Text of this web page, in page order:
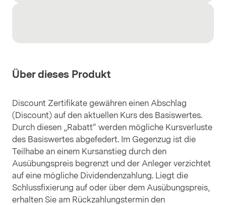
Über dieses Produkt
Discount Zertifikate gewähren einen Abschlag
(Discount) auf den aktuellen Kurs des Basiswertes.
Durch diesen „Rabatt“ werden mögliche Kursverluste
des Basiswertes abgefedert. Im Gegenzug ist die
Teilhabe an einem Kursanstieg durch den
Ausübungspreis begrenzt und der Anleger verzichtet
auf eine mögliche Dividendenzahlung. Liegt die
Schlussfixierung auf oder über dem Ausübungspreis,
erhalten Sie am Rückzahlungstermin den